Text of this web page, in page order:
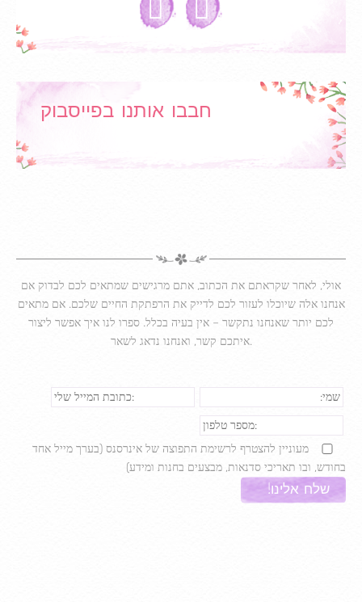
חבבו אותנו בפייסבוק
אולי, לאחר שקראתם את הכתוב, אתם מרגישים שמתאים לכם לבדוק אם
אנחנו אלה שיוכלו לעזור לכם לדייק את הרפתקת החיים שלכם. אם מתאים
לכם יותר שאנחנו נתקשר – אין בעיה בכלל. ספרו לנו איך אפשר ליצור
איתכם קשר, ואנחנו נדאג לשאר.
מעוניין להצטרף לרשימת התפוצה של אינרסנס (בערך מייל אחד
בחודש, ובו תאריכי סדנאות, מבצעים בחנות ומידע)